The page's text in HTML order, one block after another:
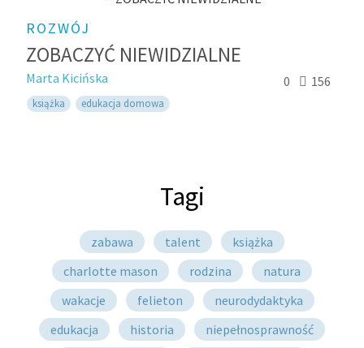
ROZWÓJ
ZOBACZYĆ NIEWIDZIALNE
Marta Kicińska 0 156
książka edukacja domowa
Tagi
zabawa talent
książka
charlotte mason
rodzina
natura
wakacje
felieton
neurodydaktyka
edukacja
historia
niepełnosprawność